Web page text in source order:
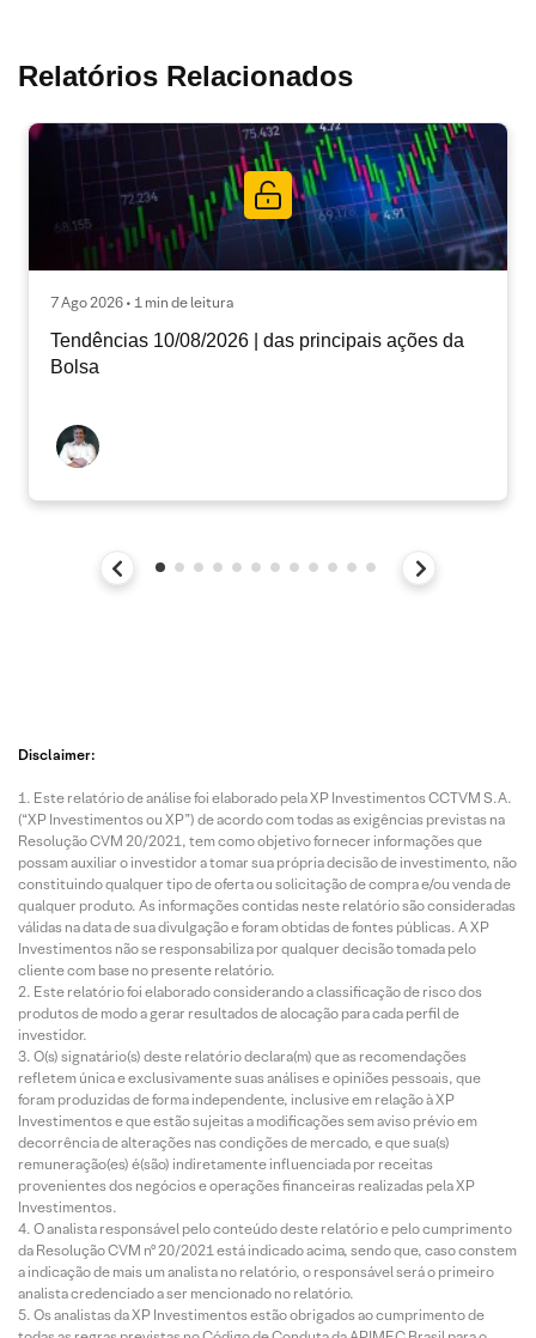
Relatórios Relacionados
7 Ago 2026 • 1 min de leitura
Tendências 10/08/2026 | das principais ações da
Bolsa
Disclaimer:
Este relatório de análise foi elaborado pela XP Investimentos CCTVM S.A.
(“XP Investimentos ou XP”) de acordo com todas as exigências previstas na
Resolução CVM 20/2021, tem como objetivo fornecer informações que
possam auxiliar o investidor a tomar sua própria decisão de investimento, não
constituindo qualquer tipo de oferta ou solicitação de compra e/ou venda de
qualquer produto. As informações contidas neste relatório são consideradas
válidas na data de sua divulgação e foram obtidas de fontes públicas. A XP
Investimentos não se responsabiliza por qualquer decisão tomada pelo
cliente com base no presente relatório.
Este relatório foi elaborado considerando a classificação de risco dos
produtos de modo a gerar resultados de alocação para cada perfil de
investidor.
O(s) signatário(s) deste relatório declara(m) que as recomendações
refletem única e exclusivamente suas análises e opiniões pessoais, que
foram produzidas de forma independente, inclusive em relação à XP
Investimentos e que estão sujeitas a modificações sem aviso prévio em
decorrência de alterações nas condições de mercado, e que sua(s)
remuneração(es) é(são) indiretamente influenciada por receitas
provenientes dos negócios e operações financeiras realizadas pela XP
Investimentos.
O analista responsável pelo conteúdo deste relatório e pelo cumprimento
da Resolução CVM nº 20/2021 está indicado acima, sendo que, caso constem
a indicação de mais um analista no relatório, o responsável será o primeiro
analista credenciado a ser mencionado no relatório.
Os analistas da XP Investimentos estão obrigados ao cumprimento de